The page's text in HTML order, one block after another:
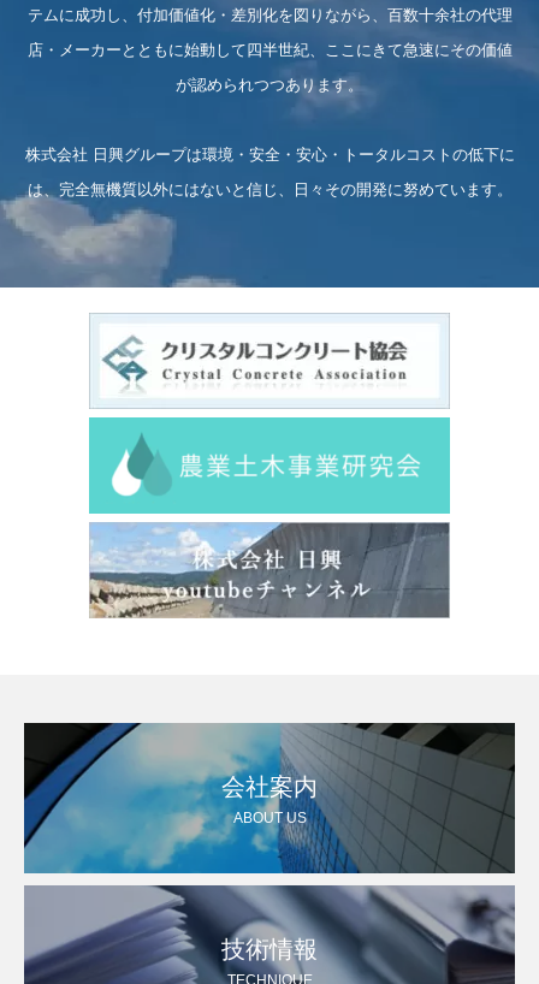
テムに成功し、付加価値化・差別化を図りながら、百数十余社の代理
店・メーカーとともに始動して四半世紀、ここにきて急速にその価値
が認められつつあります。
株式会社 日興グループは環境・安全・安心・トータルコストの低下に
は、完全無機質以外にはないと信じ、日々その開発に努めています。
会社案内
ABOUT US
技術情報
TECHNIQUE